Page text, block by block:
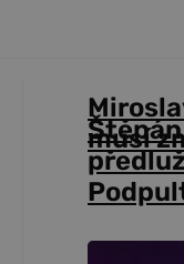
musí